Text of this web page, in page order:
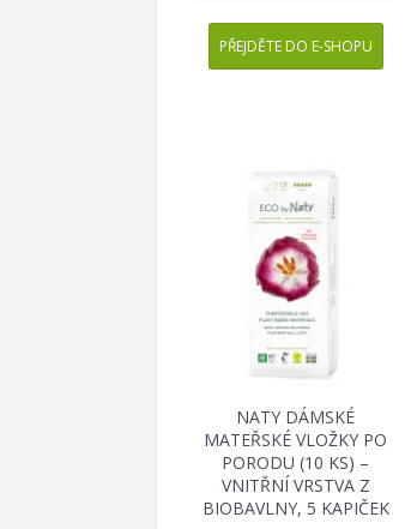
PŘEJDĚTE DO E-SHOPU
NATY DÁMSKÉ
MATEŘSKÉ VLOŽKY PO
PORODU (10 KS) –
VNITŘNÍ VRSTVA Z
BIOBAVLNY, 5 KAPIČEK